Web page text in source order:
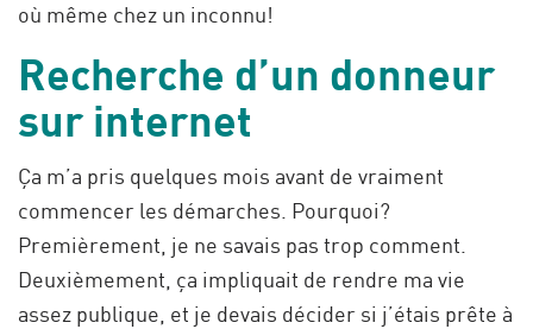
où même chez un inconnu!
Recherche d’un donneur
sur internet
Ça m’a pris quelques mois avant de vraiment
commencer les démarches. Pourquoi?
Premièrement, je ne savais pas trop comment.
Deuxièmement, ça impliquait de rendre ma vie
assez publique, et je devais décider si j’étais prête à